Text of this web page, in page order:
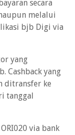
secara
melalui
bjb Digi via
yang
Cashback yang
ditransfer ke
tanggal
via bank